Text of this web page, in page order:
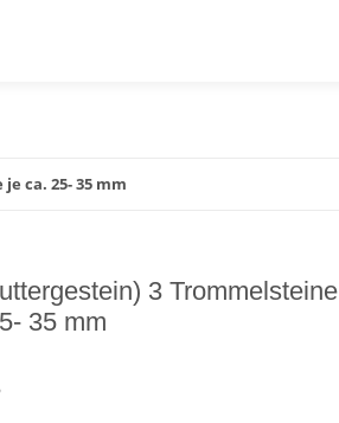
ca. 25- 35 mm
3 Trommelsteine
35 mm